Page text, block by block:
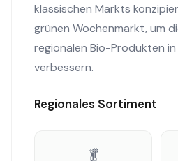
klassischen Markts
grünen Wochenmarkt, um
regionalen Bio-Produkten
verbessern.
Regionales Sortiment
🥬